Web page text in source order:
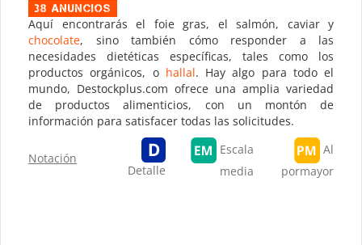
38 Anuncios
Aquí encontrarás el foie gras, el salmón, caviar y
chocolate, sino también cómo responder a las
necesidades dietéticas específicas, tales como los
productos orgánicos, o hallal. Hay algo para todo el
mundo, Destockplus.com ofrece una amplia variedad
de productos alimenticios, con un montón de
información para satisfacer todas las solicitudes.
Notación
Detalle
Escala
media
Al
pormayor